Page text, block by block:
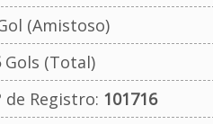
(Amistoso)
Gols (Total)
de Registro: 101716